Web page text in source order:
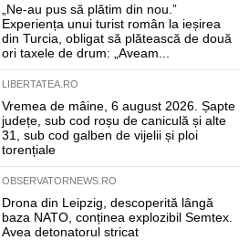
„Ne-au pus să plătim din nou.”
Experiența unui turist român la ieșirea
din Turcia, obligat să plătească de două
ori taxele de drum: „Aveam...
LIBERTATEA.RO
Vremea de mâine, 6 august 2026. Șapte
județe, sub cod roșu de caniculă și alte
31, sub cod galben de vijelii și ploi
torențiale
OBSERVATORNEWS.RO
Drona din Leipzig, descoperită lângă
baza NATO, conținea explozibil Semtex.
Avea detonatorul stricat